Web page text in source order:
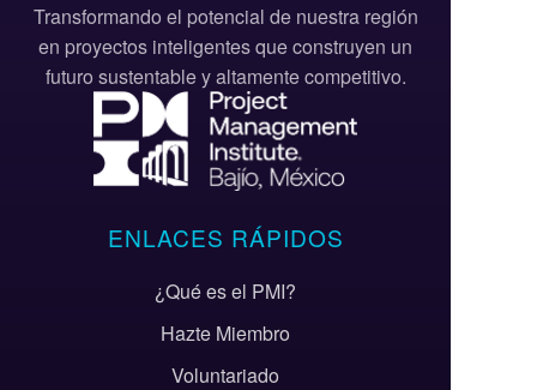
Transformando el potencial de nuestra región
en proyectos inteligentes que construyen un
futuro sustentable y altamente competitivo.
ENLACES RÁPIDOS
¿Qué es el PMI?
Hazte Miembro
Voluntariado